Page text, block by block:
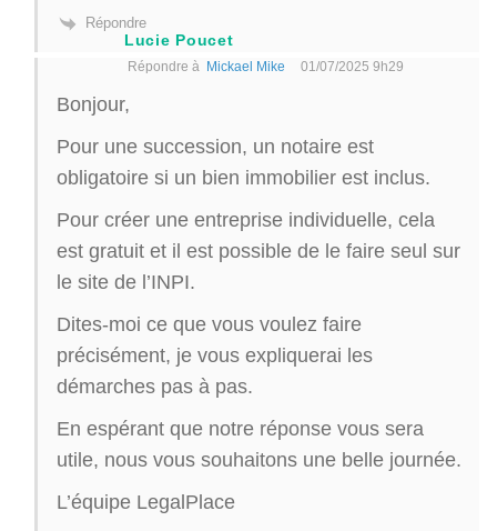
Répondre
Lucie Poucet
Répondre à Mickael Mike 01/07/2025 9h29
Bonjour,
Pour une succession, un notaire est
obligatoire si un bien immobilier est inclus.
Pour créer une entreprise individuelle, cela
est gratuit et il est possible de le faire seul sur
le site de l’INPI.
Dites-moi ce que vous voulez faire
précisément, je vous expliquerai les
démarches pas à pas.
En espérant que notre réponse vous sera
utile, nous vous souhaitons une belle journée.
L’équipe LegalPlace